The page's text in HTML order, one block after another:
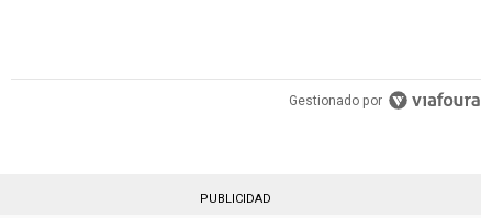
Gestionado por
PUBLICIDAD